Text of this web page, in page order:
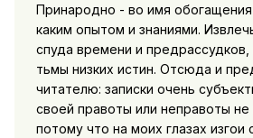
Принародно - во имя
каким опытом и знаниями.
спуда времени и предрассудков,
тьмы низких истин. Отсюда и
читателю: записки очень
своей правоты или неправоты не
потому что на моих глазах изгои